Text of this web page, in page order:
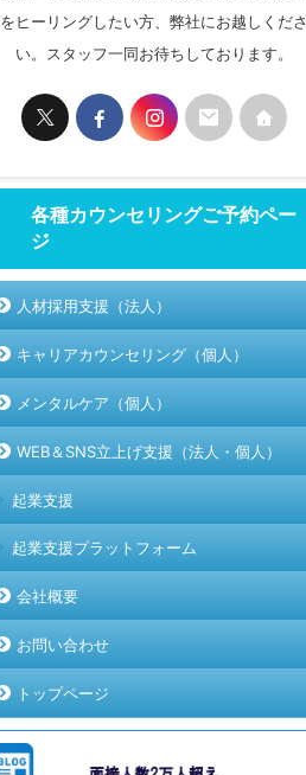
をヒーリングしたい方、弊社にお越しくださ
い。スタッフ一同お待ちしております。
各種カウンセリングご予約ペー
ジ
人材採用支援（法人）
キャリアカウンセリング（個人）
メンタルケア（個人）
WEB＆SNS立上げ支援（法人・個人）
起業支援
起業支援プラットフォーム
会社概要
お問い合わせ
トップページ